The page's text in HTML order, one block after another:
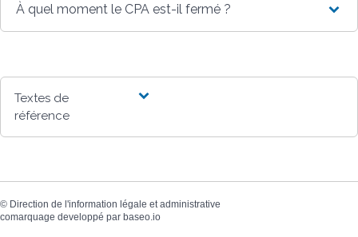
À quel moment le CPA est-il fermé ?
Textes de
référence
© Direction de l'information légale et administrative
comarquage developpé par baseo.io